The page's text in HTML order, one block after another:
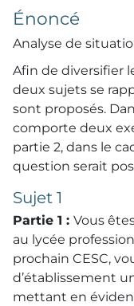
Énoncé
Analyse de
Afin de diversifier
deux sujets se
sont proposés.
comporte deux
partie 2, dans le
question serait
Sujet 1
Partie 1 : Vous
au lycée
prochain CESC,
d’établissement
mettant en